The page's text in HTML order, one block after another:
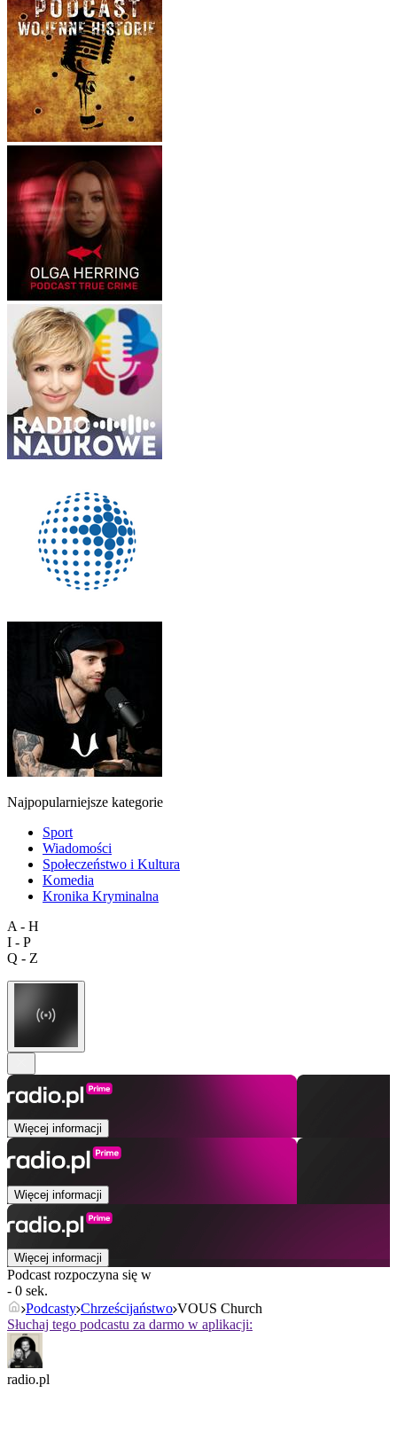
Najpopularniejsze kategorie
Sport
Wiadomości
Społeczeństwo i Kultura
Komedia
Kronika Kryminalna
A - H
I - P
Q - Z
Więcej informacji
Więcej informacji
Więcej informacji
Podcast rozpoczyna się w
- 0 sek.
Podcasty Chrześcijaństwo VOUS Church
Słuchaj tego podcastu za darmo w aplikacji:
radio.pl